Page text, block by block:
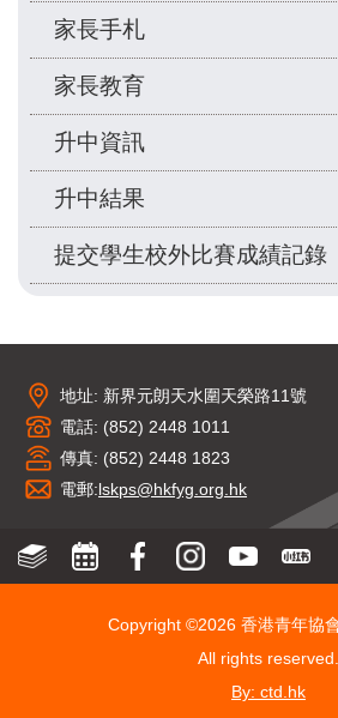
家長手札
家長教育
升中資訊
升中結果
提交學生校外比賽成績記錄
地址: 新界元朗天水圍天榮路11號
電話: (852) 2448 1011
傳真: (852) 2448 1823
電郵:lskps@hkfyg.org.hk
Copyright ©2026 香港青年協
All rights reserved.
By: ctd.hk